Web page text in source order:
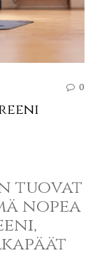
0
tuovat
nopea